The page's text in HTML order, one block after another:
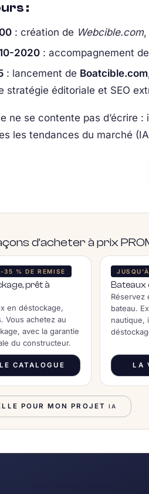
:
: création de Webcible.com,
2020 : accompagnement
: lancement de Boatcible.com
stratégie éditoriale et SEO
ne se contente pas d’écrire :
les tendances du marché
d’acheter à prix
-35 % DE REMISE
prêt à
en déstockage,
Vous achetez au
avec la garantie
du constructeur.
CATALOGUE
Réservez
bateau.
nautique,
LA
POUR MON PROJET IA